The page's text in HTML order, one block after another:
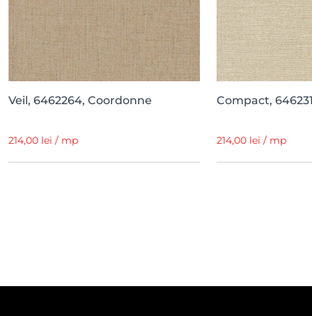
Veil, 6462264, Coordonne
214,00 lei / mp
Compact,
214,00 lei / mp